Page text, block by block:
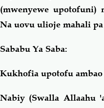
(mwenyewe upotofuni)
Na uovu ulioje mahali
Sababu Ya Saba:
Kukhofia upotofu
Nabiy (Swalla Allaahu